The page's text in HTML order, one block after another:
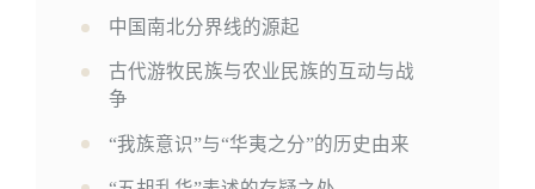
中国南北分界线的源起
古代游牧民族与农业民族的互动与战
争
“我族意识”与“华夷之分”的历史由来